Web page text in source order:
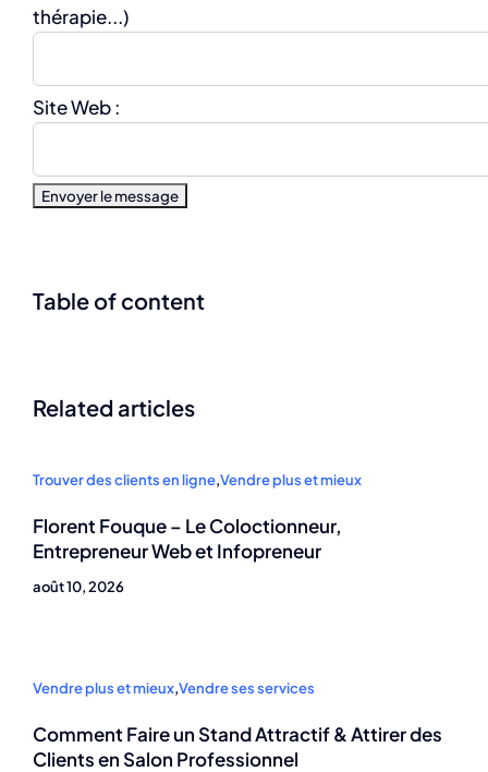
thérapie...)
Site Web :
Table of content
Related articles
Trouver des clients en ligne,Vendre plus et mieux
Florent Fouque – Le Coloctionneur,
Entrepreneur Web et Infopreneur
août 10, 2026
Vendre plus et mieux,Vendre ses services
Comment Faire un Stand Attractif & Attirer des
Clients en Salon Professionnel